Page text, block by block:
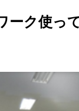
ーク使っ